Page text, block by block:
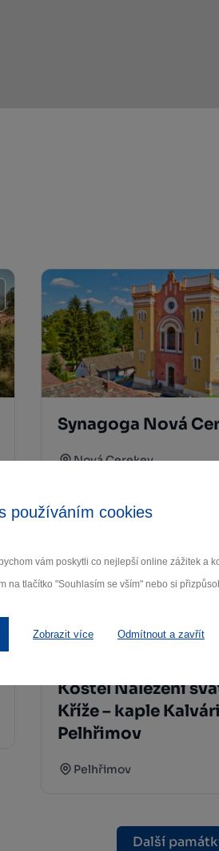
používáním cookies
vám poskytli co nejlepší online zážitek a
na tlačítko "Souhlasím se vším" nebo si
Zobrazit více Odmítnout a zavřít
Synagoga Nová
Nová Cerekev
Kostel Nalezení
Kříže – kaple
Pelhřimov
Pelhřimov
Další